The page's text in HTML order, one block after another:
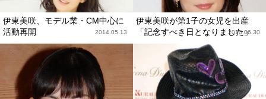
伊東美咲、モデル業・CM中心に
活動再開
2014.05.13
伊東美咲が第1子の女児を出産
「記念すべき日となりました」
2010.06.30